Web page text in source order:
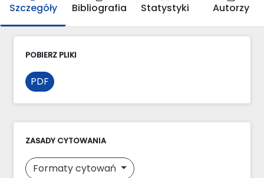
Szczegóły Bibliografia Statystyki Autorzy
POBIERZ PLIKI
PDF
ZASADY CYTOWANIA
Formaty cytowań